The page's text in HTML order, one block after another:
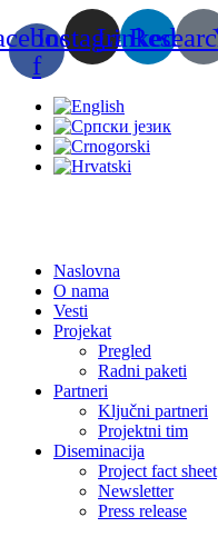
Скочите
на
садржај
f
InstagramLinkedin
Naslovna
O nama
Vesti
Projekat
Pregled
Radni paketi
Partneri
Ključni partneri
Projektni tim
Diseminacija
Project fact sheet
Newsletter
Press release